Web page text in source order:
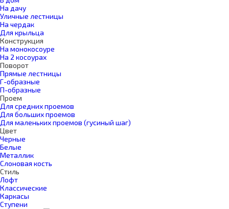
На дачу
Уличные лестницы
На чердак
Для крыльца
Конструкция
На монокосоуре
На 2 косоурах
Поворот
Прямые лестницы
Г-образные
П-образные
Проем
Для средних проемов
Для больших проемов
Для маленьких проемов (гусиный шаг)
Цвет
Черные
Белые
Металлик
Слоновая кость
Стиль
Лофт
Классические
Каркасы
Ступени